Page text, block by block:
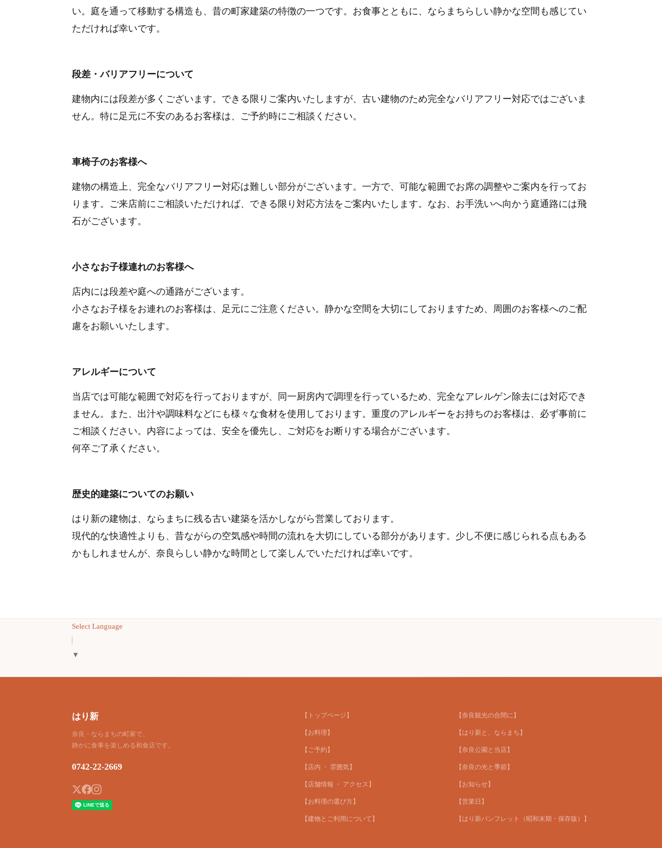
い。 庭を通って移動する構造も、昔の町家建築の特徴の一つです。 お食事とともに、ならまちらしい静かな空間も感じてい
ただければ幸いです。
段差・バリアフリーについて
建物内には段差が多くございます。 できる限りご案内いたしますが、古い建物のため完全なバリアフリー対応ではございま
せん。 特に足元に不安のあるお客様は、ご予約時にご相談ください。
車椅子のお客様へ
建物の構造上、完全なバリアフリー対応は難しい部分がございます。 一方で、可能な範囲でお席の調整やご案内を行ってお
ります。 ご来店前にご相談いただければ、できる限り対応方法をご案内いたします。 なお、お手洗いへ向かう庭通路には飛
石がございます。
小さなお子様連れのお客様へ
店内には段差や庭への通路がございます。
小さなお子様をお連れのお客様は、足元にご注意ください。 静かな空間を大切にしておりますため、周囲のお客様へのご配
慮をお願いいたします。
アレルギーについて
当店では可能な範囲で対応を行っておりますが、同一厨房内で調理を行っているため、完全なアレルゲン除去には対応でき
ません。
また、出汁や調味料などにも様々な食材を使用しております。 重度のアレルギーをお持ちのお客様は、必ず事前に
ご相談ください。 内容によっては、安全を優先し、ご対応をお断りする場合がございます。
何卒ご了承ください。
歴史的建築についてのお願い
はり新の建物は、ならまちに残る古い建築を活かしながら営業しております。
現代的な快適性よりも、昔ながらの空気感や時間の流れを大切にしている部分があります。 少し不便に感じられる点もある
かもしれませんが、奈良らしい静かな時間として楽しんでいただければ幸いです。
Select Language
▼
はり新
奈良・ならまちの町家で、
静かに食事を楽しめる和食店です。
0742-22-2669
【トップページ】
【お料理】
【ご予約】
【店内 ・ 雰囲気】
【店舗情報 ・ アクセス】
【お料理の選び方】
【建物とご利用について】
【奈良観光の合間に】
【はり新と、ならまち】
【奈良公園と当店】
【奈良の光と季節】
【お知らせ】
【営業日】
【はり新パンフレット（昭和末期・保存版）】